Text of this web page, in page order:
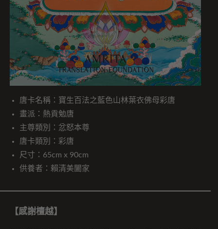
唐卡名稱：寶生百法之藍色山林葉衣佛母彩唐
畫派：熱貢勉唐
主尊類別：忿怒本尊
唐卡類別：彩唐
尺寸：65cm x 90cm
供養者：賴清美闔家
【感謝檀越】